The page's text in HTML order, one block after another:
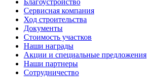
Благоустройство
Сервисная компания
Ход строительства
Документы
Стоимость участков
Наши награды
Акции и специальные предложения
Наши партнеры
Сотрудничество